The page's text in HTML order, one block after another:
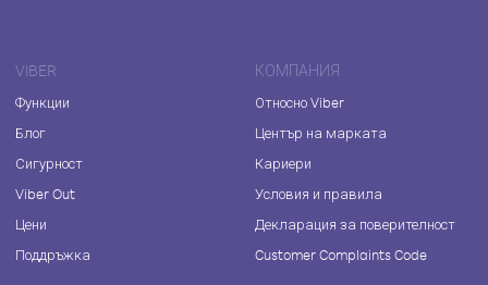
VIBER
Функции
Блог
Сигурност
Viber Out
Цени
Поддръжка
КОМПАНИЯ
Относно Viber
Център на марката
Кариери
Условия и правила
Декларация за поверителност
Customer Complaints Code